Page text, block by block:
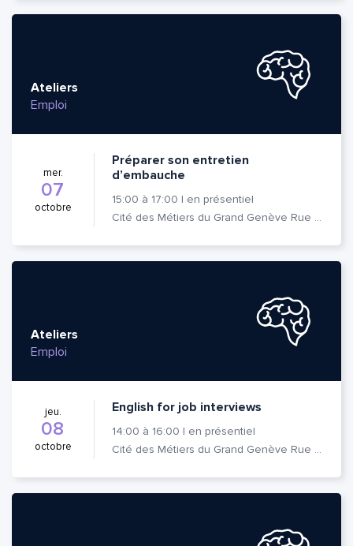
Ateliers
Emploi
mer.
07
octobre
Préparer son entretien
d’embauche
15:00 à 17:00 | en présentiel
Cité des Métiers du Grand Genève Rue Prévost-Martin 6 1205 Genève
Ateliers
Emploi
jeu.
08
octobre
English for job interviews
14:00 à 16:00 | en présentiel
Cité des Métiers du Grand Genève Rue Prévost-Martin 6 1205 Genève
Quelle est la pertinence de cette page?